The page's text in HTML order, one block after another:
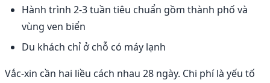
Hành trình 2-3 tuần tiêu chuẩn gồm thành phố và
vùng ven biển
Du khách chỉ ở chỗ có máy lạnh
Vắc-xin cần hai liều cách nhau 28 ngày. Chi phí là yếu tố